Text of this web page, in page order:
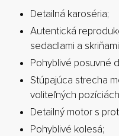
Detailná karoséria;
Autentická
sedadlami a
Pohyblivé posuvné
Stúpajúca strecha
voliteľných
Detailný motor s
Pohyblivé kolesá;